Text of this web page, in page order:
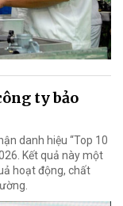
ty bảo
danh hiệu “Top 10
Kết quả này một
hoạt động, chất